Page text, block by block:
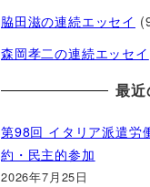
脇田滋の連続エッセイ
森岡孝二の連続エッセイ
最近
第98回 イタリア派遣労
約・民主的参加
2026年7月25日